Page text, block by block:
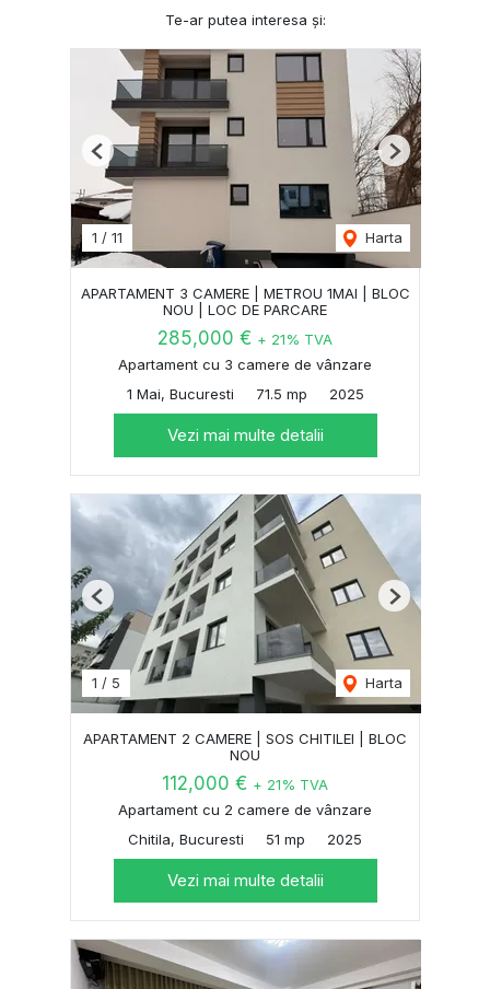
Te-ar putea interesa și:
1 / 11 Harta
Previous Next
APARTAMENT 3 CAMERE | METROU 1MAI | BLOC
NOU | LOC DE PARCARE
285,000 € + 21% TVA
Apartament cu 3 camere de vânzare
1 Mai, Bucuresti
71.5 mp 2025
Vezi mai multe detalii
1 / 5 Harta
Previous Next
APARTAMENT 2 CAMERE | SOS CHITILEI | BLOC
NOU
112,000 € + 21% TVA
Apartament cu 2 camere de vânzare
Chitila, Bucuresti
51 mp 2025
Vezi mai multe detalii